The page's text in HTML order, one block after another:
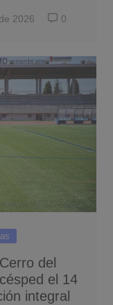
2026 0
del
el 14
integral